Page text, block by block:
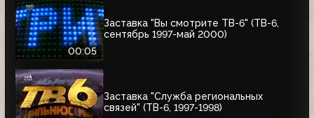
00:05
Заставка "Вы смотрите ТВ-6" (ТВ-6,
сентябрь 1997-май 2000)
Заставка "Служба региональных
связей" (ТВ-6, 1997-1998)